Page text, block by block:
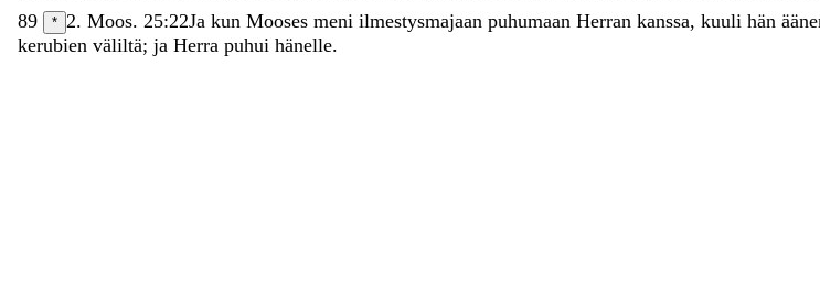
89
* 2. Moos. 25:22Ja kun Mooses meni ilmestysmajaan puhumaan Herran kanssa, kuuli hän
kerubien väliltä; ja Herra puhui hänelle.